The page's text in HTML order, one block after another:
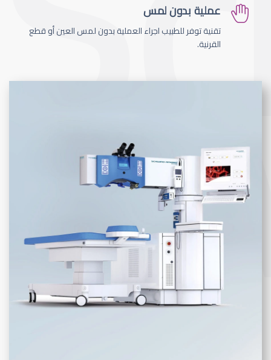
عملية بدون لمس
تقنية توفر للطبيب اجراء العملية بدون لمس العين أو قطع
القرنية.